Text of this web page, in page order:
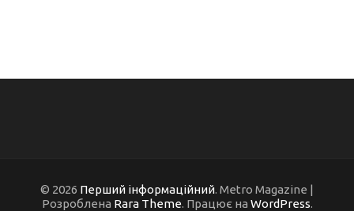
© 2026 Перший інформаційний. Metro Magazine |
Розроблена Rara Theme. Працює на WordPress.